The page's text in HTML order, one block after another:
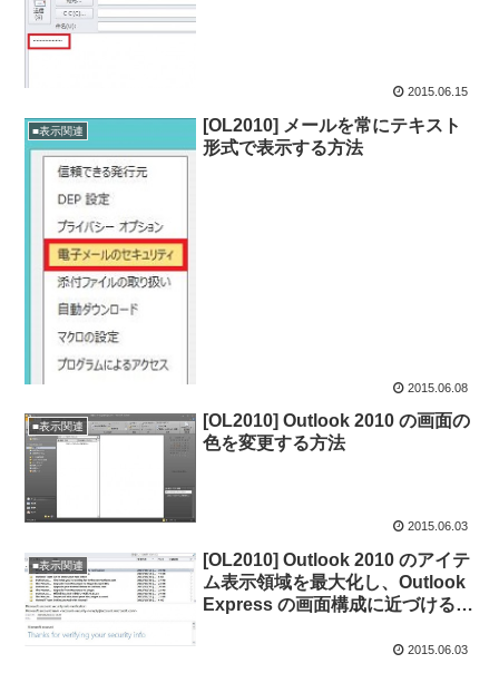
2015.06.15
■表示関連
[OL2010] メールを常にテキスト
形式で表示する方法
2015.06.08
■表示関連
[OL2010] Outlook 2010 の画面の
色を変更する方法
2015.06.03
■表示関連
[OL2010] Outlook 2010 のアイテ
ム表示領域を最大化し、Outlook
Express の画面構成に近づける方
2015.06.03